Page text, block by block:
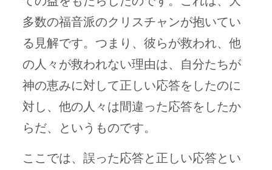
多数の福音派のクリスチャンが抱いてい
る見解です。つまり、彼らが救われ、他
の人々が救われない理由は、自分たちが
神の恵みに対して正しい応答をしたのに
対し、他の人々は間違った応答をしたか
らだ、というものです。
ここでは、誤った応答と正しい応答とい